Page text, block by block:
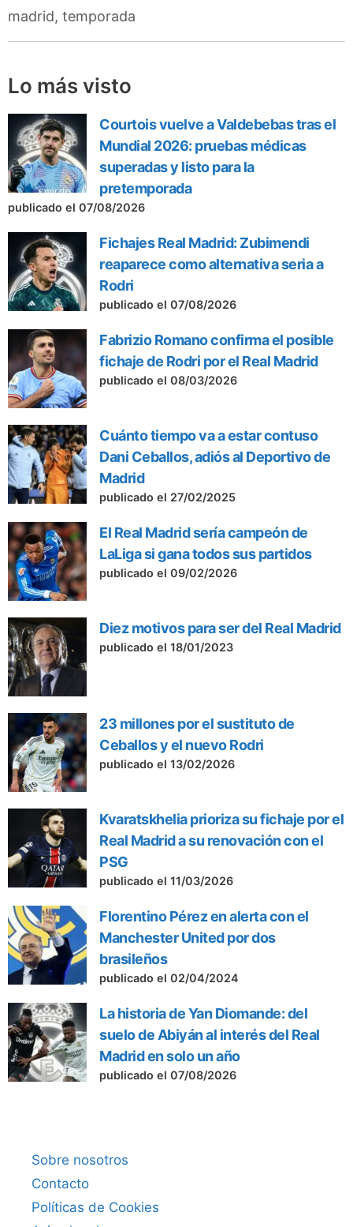
madrid, temporada
Lo más visto
Courtois vuelve a Valdebebas tras el
Mundial 2026: pruebas médicas
superadas y listo para la
pretemporada
publicado el 07/08/2026
Fichajes Real Madrid: Zubimendi
reaparece como alternativa seria a
Rodri
publicado el 07/08/2026
Fabrizio Romano confirma el posible
fichaje de Rodri por el Real Madrid
publicado el 08/03/2026
Cuánto tiempo va a estar contuso
Dani Ceballos, adiós al Deportivo de
Madrid
publicado el 27/02/2025
El Real Madrid sería campeón de
LaLiga si gana todos sus partidos
publicado el 09/02/2026
Diez motivos para ser del Real Madrid
publicado el 18/01/2023
23 millones por el sustituto de
Ceballos y el nuevo Rodri
publicado el 13/02/2026
Kvaratskhelia prioriza su fichaje por el
Real Madrid a su renovación con el
PSG
publicado el 11/03/2026
Florentino Pérez en alerta con el
Manchester United por dos
brasileños
publicado el 02/04/2024
La historia de Yan Diomande: del
suelo de Abiyán al interés del Real
Madrid en solo un año
publicado el 07/08/2026
Sobre nosotros
Contacto
Políticas de Cookies